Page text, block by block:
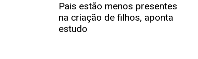
Pais estão menos presentes
na criação de filhos, aponta
estudo